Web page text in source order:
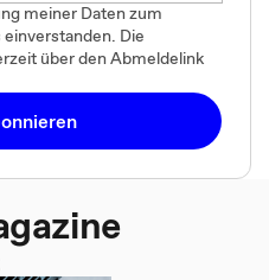
meiner Daten zum
Die
über den Abmeldelink